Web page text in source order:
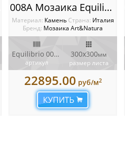
008A Мозаика Equilibrio
Материал: Камень Cтрана: Италия
Бренд: Мозаика Art&Natura
Equilibrio 008A
артикул
300x300мм
размер листа
22895.00 руб/м2
КУПИТЬ